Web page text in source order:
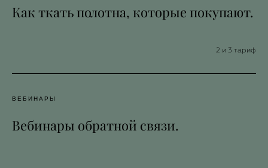
Как ткать полотна, которые покупают.
2 и 3 тариф
ВЕБИНАРЫ
Вебинары обратной связи.